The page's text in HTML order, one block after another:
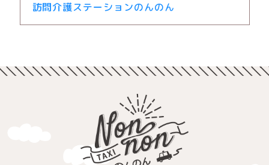
訪問介護ステーションのんのん